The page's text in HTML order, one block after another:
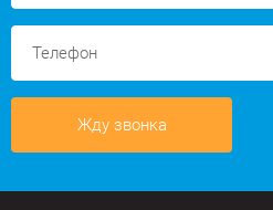
Жду звонка